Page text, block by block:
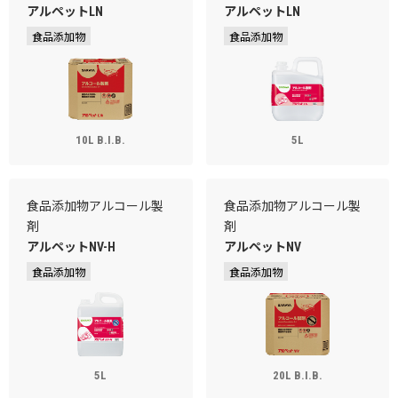
アルペットLN
食品添加物
10L B.I.B.
アルペットLN
食品添加物
5L
食品添加物アルコール製
剤
アルペットNV-H
食品添加物
5L
食品添加物アルコール製
剤
アルペットNV
食品添加物
20L B.I.B.